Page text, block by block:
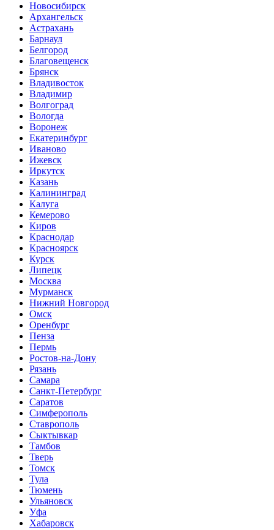
Новосибирск
Архангельск
Астрахань
Барнаул
Белгород
Благовещенск
Брянск
Владивосток
Владимир
Волгоград
Вологда
Воронеж
Екатеринбург
Иваново
Ижевск
Иркутск
Казань
Калининград
Калуга
Кемерово
Киров
Краснодар
Красноярск
Курск
Липецк
Москва
Мурманск
Нижний Новгород
Омск
Оренбург
Пенза
Пермь
Ростов-на-Дону
Рязань
Самара
Санкт-Петербург
Саратов
Симферополь
Ставрополь
Сыктывкар
Тамбов
Тверь
Томск
Тула
Тюмень
Ульяновск
Уфа
Хабаровск